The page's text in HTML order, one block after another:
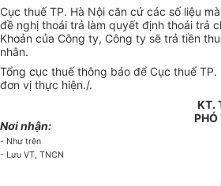
Cục thuế TP. Hà Nội căn cứ các số liệu
đề nghị thoái trả làm quyết định thoái trả
Khoản của Công ty, Công ty sẽ trả tiền
nhân.
Tổng cục thuế thông báo để Cục thuế
đơn vị thực hiện./.
Nơi nhận:
- Như trên
- Lưu VT, TNCN
KT.
PHÓ